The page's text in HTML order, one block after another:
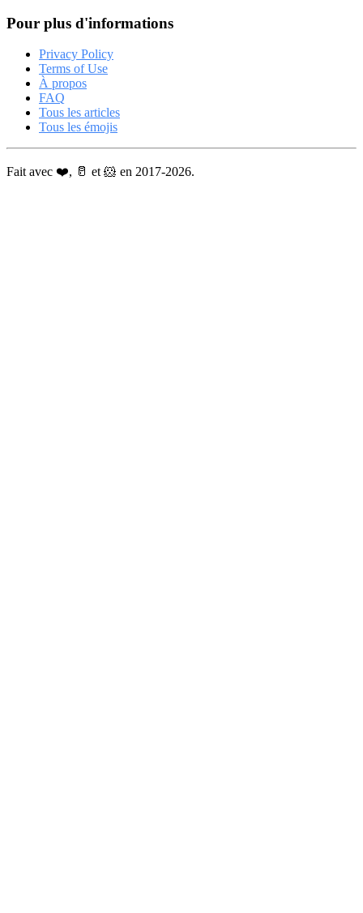
Pour plus d'informations
Privacy Policy
Terms of Use
À propos
FAQ
Tous les articles
Tous les émojis
Fait avec ❤️, 🥛 et 🐹 en 2017-2026.